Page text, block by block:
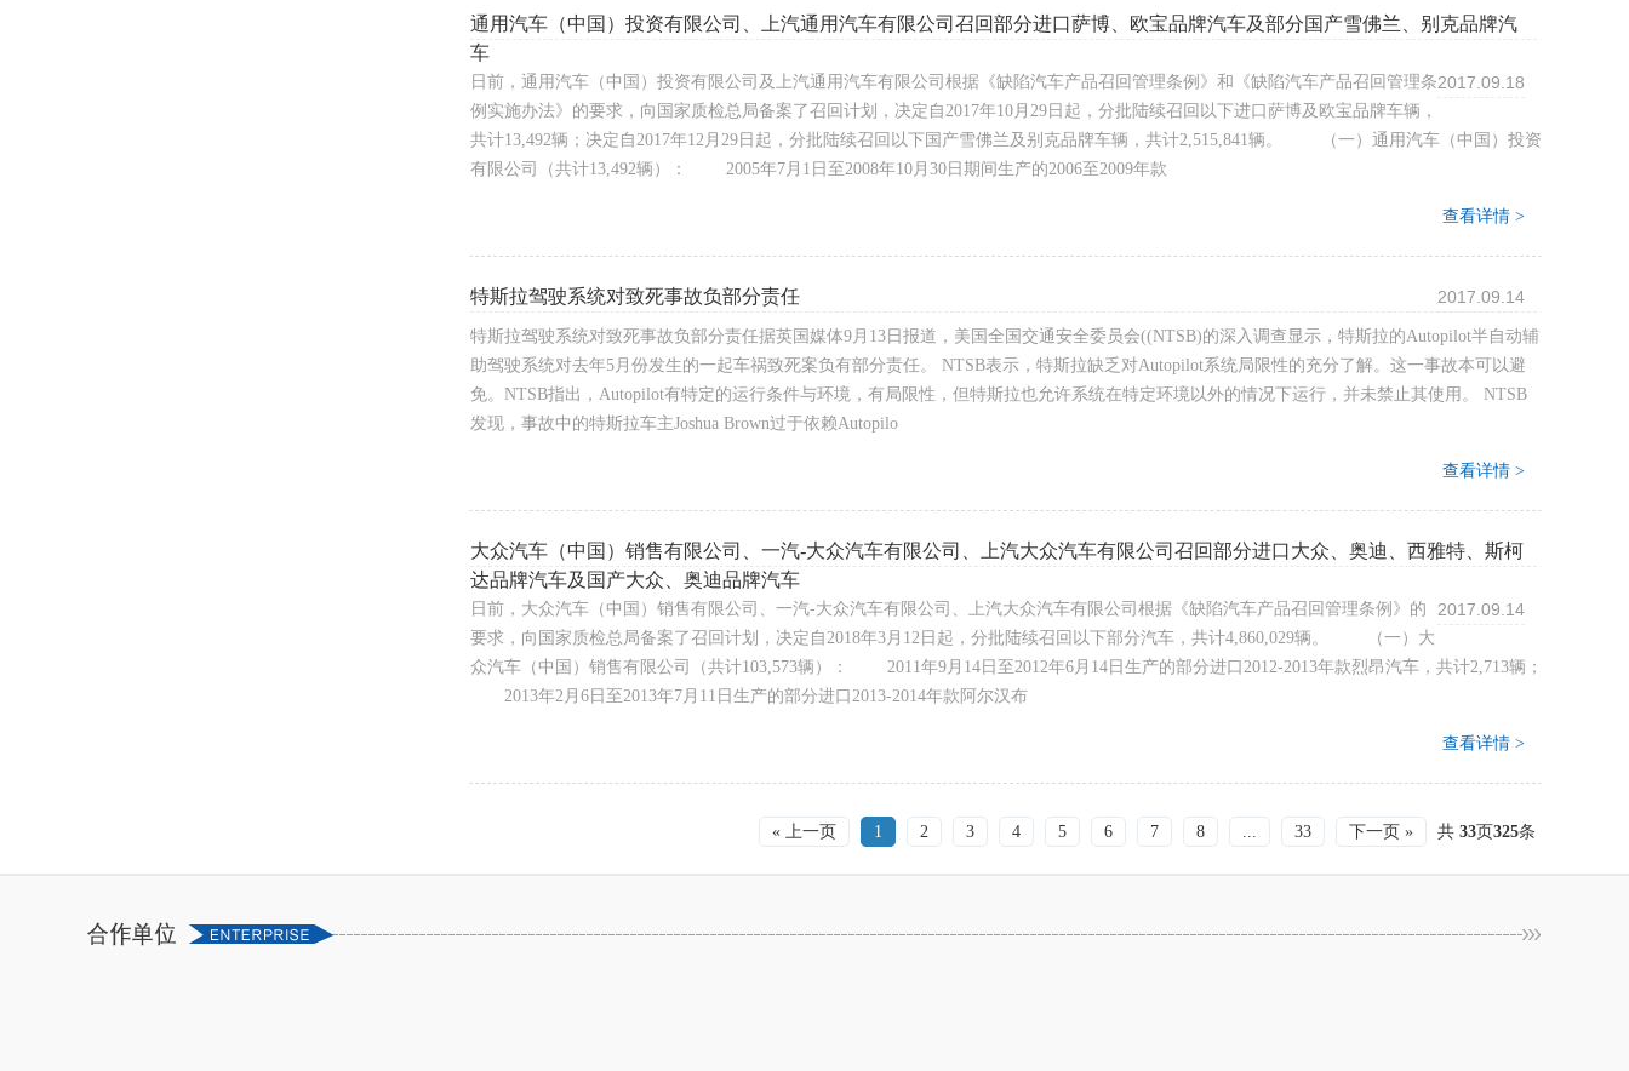
通用汽车（中国）投资有限公司、上汽通用汽车有限公司召回部分进口萨博、欧宝品牌汽车及部分国产雪佛兰、别克品牌汽
车
2017.09.18
日前，通用汽车（中国）投资有限公司及上汽通用汽车有限公司根据《缺陷汽车产品召回管理条例》和《缺陷汽车产品召回管理条
例实施办法》的要求，向国家质检总局备案了召回计划，决定自2017年10月29日起，分批陆续召回以下进口萨博及欧宝品牌车辆，
共计13,492辆；决定自2017年12月29日起，分批陆续召回以下国产雪佛兰及别克品牌车辆，共计2,515,841辆。 （一）通用汽车（中国）投资
有限公司（共计13,492辆）： 2005年7月1日至2008年10月30日期间生产的2006至2009年款
查看详情 >
特斯拉驾驶系统对致死事故负部分责任 2017.09.14
特斯拉驾驶系统对致死事故负部分责任据英国媒体9月13日报道，美国全国交通安全委员会((NTSB)的深入调查显示，特斯拉的Autopilot半自动辅
助驾驶系统对去年5月份发生的一起车祸致死案负有部分责任。 NTSB表示，特斯拉缺乏对Autopilot系统局限性的充分了解。这一事故本可以避
免。NTSB指出，Autopilot有特定的运行条件与环境，有局限性，但特斯拉也允许系统在特定环境以外的情况下运行，并未禁止其使用。 NTSB
发现，事故中的特斯拉车主Joshua Brown过于依赖Autopilo
查看详情 >
大众汽车（中国）销售有限公司、一汽-大众汽车有限公司、上汽大众汽车有限公司召回部分进口大众、奥迪、西雅特、斯柯
达品牌汽车及国产大众、奥迪品牌汽车
2017.09.14
日前，大众汽车（中国）销售有限公司、一汽-大众汽车有限公司、上汽大众汽车有限公司根据《缺陷汽车产品召回管理条例》的
要求，向国家质检总局备案了召回计划，决定自2018年3月12日起，分批陆续召回以下部分汽车，共计4,860,029辆。 （一）大
众汽车（中国）销售有限公司（共计103,573辆）： 2011年9月14日至2012年6月14日生产的部分进口2012-2013年款烈昂汽车，共计2,713辆；
2013年2月6日至2013年7月11日生产的部分进口2013-2014年款阿尔汉布
查看详情 >
« 上一页 1 2 3 4 5 6 7 8 ... 33 下一页 » 共 33页325条